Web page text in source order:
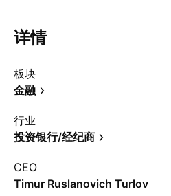
详情
板块
金融
行业
投资银行/经纪商
CEO
Timur Ruslanovich Turlov